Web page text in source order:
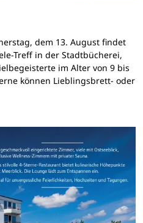
dem 13. August findet
Treff in der Stadtbücherei,
im Alter von 9 bis
können Lieblingsbrett- oder